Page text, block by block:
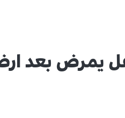
يمرض بعد